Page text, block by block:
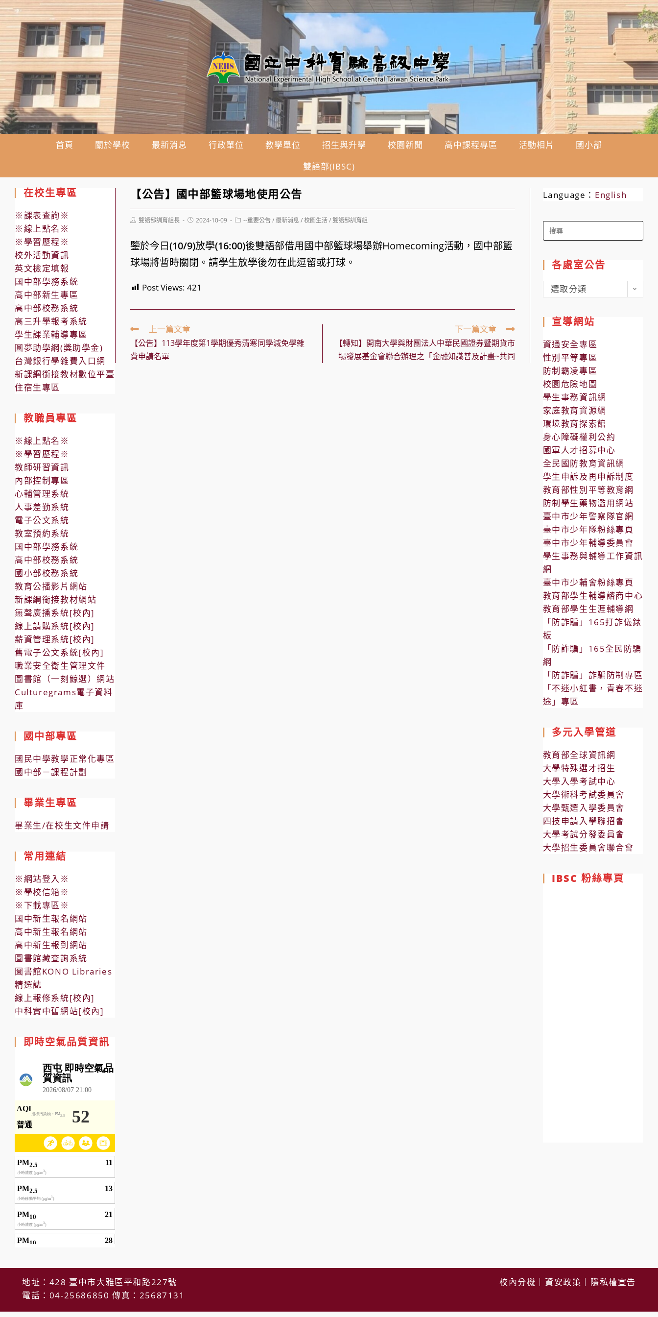
跳
轉
至
主
要
內
容
首頁 關於學校 最新消息 行政單位 教學單位 招生與升學 校園新聞 高中課程專區 活動相片
國小部
雙語部(IBSC)
【公告】國中部籃球場地使用公告
Post雙語部訓育組長
Post2024-10-09
Post--重要公告 / 最新消息 / 校園生活 / 雙語部訓育組
鑒於今日(10/9)放學(16:00)後雙語部借用國中部籃球場舉辦Homecoming活動，國中部籃
球場將暫時關閉。請學生放學後勿在此逗留或打球。
Post Views: 421
Read
more
articles
上一篇文章
【公告】113學年度第1學期優秀清寒同學減免學雜
費申請名單
下一篇文章
【轉知】開南大學與財團法人中華民國證券暨期貨市
場發展基金會聯合辦理之「金融知識普及計畫~共同
在校生專區
※課表查詢※
※線上點名※
※學習歷程※
校外活動資訊
英文檢定填報
國中部學務系統
高中部新生專區
高中部校務系統
高三升學報考系統
學生課業輔導專區
圓夢助學網(獎助學金)
台灣銀行學雜費入口網
新課綱銜接教材數位平臺
住宿生專區
教職員專區
※線上點名※
※學習歷程※
教師研習資訊
內部控制專區
心輔管理系統
人事差勤系統
電子公文系統
教室預約系統
國中部學務系統
高中部校務系統
國小部校務系統
教育公播影片網站
新課綱銜接教材網站
無聲廣播系統[校內]
線上請購系統[校內]
薪資管理系統[校內]
舊電子公文系統[校內]
職業安全衛生管理文件
圖書館（一刻鯨選）網站
Culturegrams電子資料
庫
國中部專區
國民中學教學正常化專區
國中部－課程計劃
畢業生專區
畢業生/在校生文件申請
常用連結
※網站登入※
※學校信箱※
※下載專區※
國中新生報名網站
高中新生報名網站
高中新生報到網站
圖書館藏查詢系統
圖書館KONO Libraries
精選誌
線上報修系統[校內]
中科實中舊網站[校內]
即時空氣品質資訊
Language： English
Search
for:
各處室公告
各
處
公
告
選取分類
宣導網站
資通安全專區
性別平等專區
防制霸凌專區
校園危險地圖
學生事務資訊網
家庭教育資源網
環境教育探索館
身心障礙權利公約
國軍人才招募中心
全民國防教育資訊網
學生申訴及再申訴制度
教育部性別平等教育網
防制學生藥物濫用網站
臺中市少年警察隊官網
臺中市少年隊粉絲專頁
臺中市少年輔導委員會
學生事務與輔導工作資訊
網
臺中市少輔會粉絲專頁
教育部學生輔導諮商中心
教育部學生生涯輔導網
「防詐騙」165打詐儀錶
板
「防詐騙」165全民防騙
網
「防詐騙」詐騙防制專區
「不迷小紅書，青春不迷
途」專區
多元入學管道
教育部全球資訊網
大學特殊選才招生
大學入學考試中心
大學術科考試委員會
大學甄選入學委員會
四技申請入學聯招會
大學考試分發委員會
大學招生委員會聯合會
IBSC 粉絲專頁
地址：428 臺中市大雅區平和路227號
電話：04-25686850 傳真：25687131
校內分機 資安政策 隱私權宣告